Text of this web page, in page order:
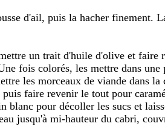
d'ail, puis la hacher finement.
un trait d'huile d'olive et faire
fois colorés, les mettre dans une
les morceaux de viande dans
faire revenir le tout pour
blanc pour décoller les sucs et
jusqu'à mi-hauteur du cabri,